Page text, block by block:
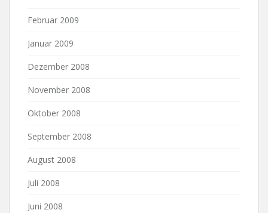
Februar 2009
Januar 2009
Dezember 2008
November 2008
Oktober 2008
September 2008
August 2008
Juli 2008
Juni 2008